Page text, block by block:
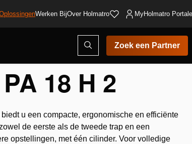
Werken BijOver Holmatro MyHolmatro
Open
zoekvenster
Zoek een Partner
18 H 2
u een compacte, ergonomische en efficiënte
de eerste als de tweede trap en een
opstellingen, met één cilinder. Voor volledige